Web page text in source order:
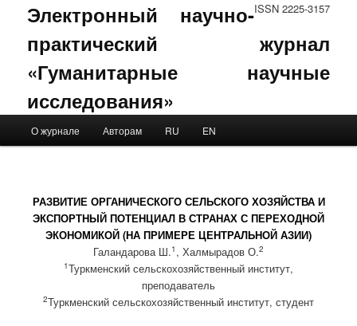
ISSN 2225-3157
Электронный научно-
практический журнал
«Гуманитарные научные
исследования»
Skip to primary content
Skip to secondary content
О журнале Авторам RU EN
РАЗВИТИЕ ОРГАНИЧЕСКОГО СЕЛЬСКОГО ХОЗЯЙСТВА И
ЭКСПОРТНЫЙ ПОТЕНЦИАЛ В СТРАНАХ С ПЕРЕХОДНОЙ
ЭКОНОМИКОЙ (НА ПРИМЕРЕ ЦЕНТРАЛЬНОЙ АЗИИ)
Галандарова Ш.1 , Халмырадов О.2
1Туркменский сельскохозяйственный институт,
преподаватель
2Туркменский сельскохозяйственный институт, студент